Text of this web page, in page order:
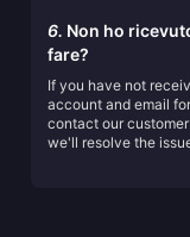
6. Non ho
fare?
If you have not
account and email
contact our
we'll resolve the